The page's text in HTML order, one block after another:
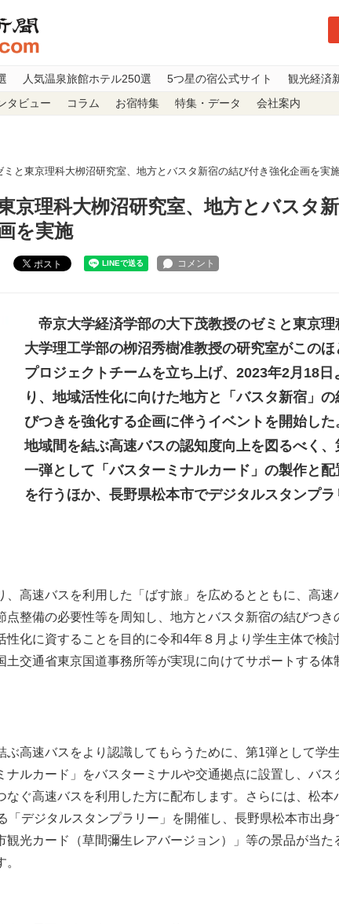
人気温泉旅館ホテル250選 5つ星の宿公式サイト 観光経済
タビュー コラム お宿特集 特集・データ 会社案内
ミと東京理科大栁沼研究室、地方とバスタ新宿の結び付き強化企画を実
京理科大栁沼研究室、地方とバスタ
を実施
ポスト
帝京大学経済学部の大下茂教授のゼミと東京理
大学理工学部の栁沼秀樹准教授の研究室がこのほ
プロジェクトチームを立ち上げ、2023年2月18日
り、地域活性化に向けた地方と「バスタ新宿」の
びつきを強化する企画に伴うイベントを開始した
地域間を結ぶ高速バスの認知度向上を図るべく、
一弾として「バスターミナルカード」の製作と配
を行うほか、長野県松本市でデジタルスタンプラ
高速バスを利用した「ばす旅」を広めるとともに、高速
点整備の必要性等を周知し、地方とバスタ新宿の結びつき
性化に資することを目的に令和4年８月より学生主体で検
土交通省東京国道事務所等が実現に向けてサポートする体
高速バスをより認識してもらうために、第1弾として学
ナルカード」をバスターミナルや交通拠点に設置し、バス
なぐ高速バスを利用した方に配布します。さらには、松本
「デジタルスタンプラリー」を開催し、長野県松本市出身
観光カード（草間彌生レアバージョン）」等の景品が当た